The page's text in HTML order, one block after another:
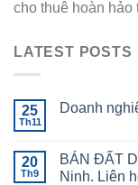
cho thuê hoàn hảo
LATEST POSTS
25
Th11
Doanh
20
Th9
BÁN ĐẤT
Ninh. Liên